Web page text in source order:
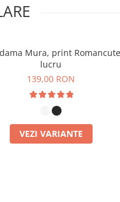
Mura, print
lucru
139,00 RON
VEZI VARIANTE